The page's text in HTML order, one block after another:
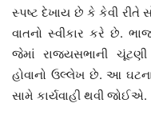
સ્પષ્ટ દેખાય છે કે કેવી રીતે
વાતનો સ્વીકાર કરે છે.
જેમાં રાજ્યસભાની ચૂંટણી
હોવાનો ઉલ્લેખ છે. આ
સામે કાર્યવાહી થવી જોઈએ.